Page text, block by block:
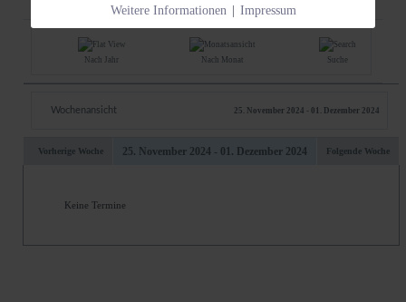
Nach Jahr Nach Monat Suche
Wochenansicht 25. November 2024 - 01. Dezember 2024
Vorherige Woche 25. November 2024 - 01. Dezember 2024 Folgende Woche
Keine Termine
Weitere Informationen | Impressum